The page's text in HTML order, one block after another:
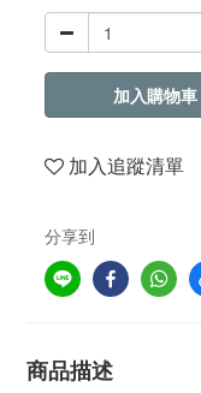
加入購物車
加入追蹤清單
分享到
商品描述